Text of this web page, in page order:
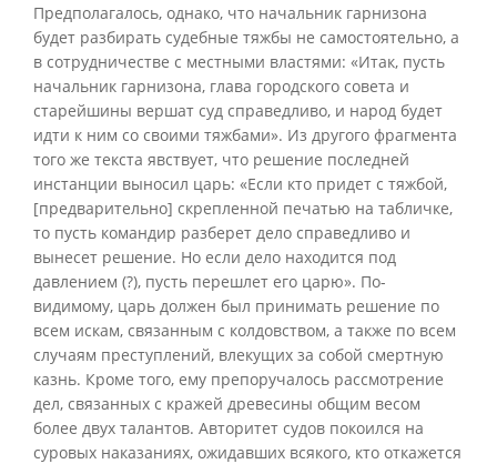
Предполагалось, однако, что начальник гарнизона
будет разбирать судебные тяжбы не самостоятельно, а
в сотрудничестве с местными властями: «Итак, пусть
начальник гарнизона, глава городского совета и
старейшины вершат суд справедливо, и народ будет
идти к ним со своими тяжбами». Из другого фрагмента
того же текста явствует, что решение последней
инстанции выносил царь: «Если кто придет с тяжбой,
[предварительно] скрепленной печатью на табличке,
то пусть командир разберет дело справедливо и
вынесет решение. Но если дело находится под
давлением (?), пусть перешлет его царю». По-
видимому, царь должен был принимать решение по
всем искам, связанным с колдовством, а также по всем
случаям преступлений, влекущих за собой смертную
казнь. Кроме того, ему препоручалось рассмотрение
дел, связанных с кражей древесины общим весом
более двух талантов. Авторитет судов покоился на
суровых наказаниях, ожидавших всякого, кто откажется